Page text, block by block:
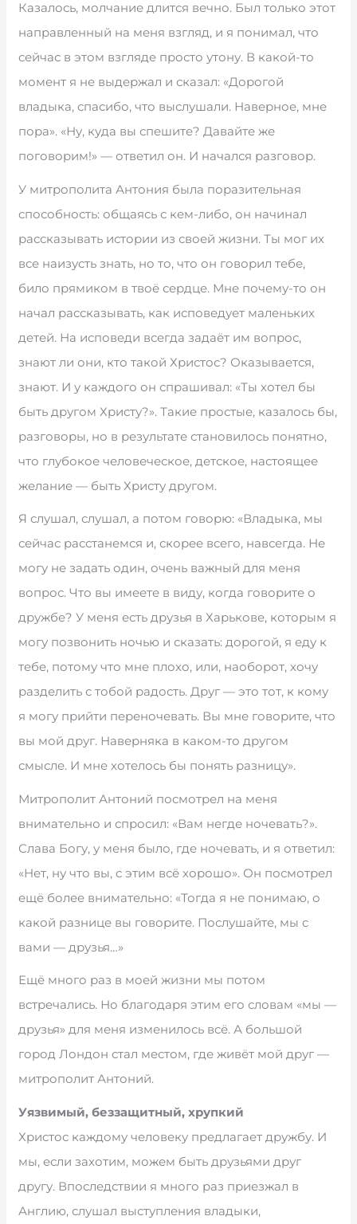
Казалось, молчание длится вечно. Был только этот
направленный на меня взгляд, и я понимал, что
сейчас в этом взгляде просто утону. В какой-то
момент я не выдержал и сказал: «Дорогой
владыка, спасибо, что выслушали. Наверное, мне
пора». «Ну, куда вы спешите? Давайте же
поговорим!» — ответил он. И начался разговор.
У митрополита Антония была поразительная
способность: общаясь с кем-либо, он начинал
рассказывать истории из своей жизни. Ты мог их
все наизусть знать, но то, что он говорил тебе,
било прямиком в твоё сердце. Мне почему-то он
начал рассказывать, как исповедует маленьких
детей. На исповеди всегда задаёт им вопрос,
знают ли они, кто такой Христос? Оказывается,
знают. И у каждого он спрашивал: «Ты хотел бы
быть другом Христу?». Такие простые, казалось бы,
разговоры, но в результате становилось понятно,
что глубокое человеческое, детское, настоящее
желание — быть Христу другом.
Я слушал, слушал, а потом говорю: «Владыка, мы
сейчас расстанемся и, скорее всего, навсегда. Не
могу не задать один, очень важный для меня
вопрос. Что вы имеете в виду, когда говорите о
дружбе? У меня есть друзья в Харькове, которым я
могу позвонить ночью и сказать: дорогой, я еду к
тебе, потому что мне плохо, или, наоборот, хочу
разделить с тобой радость. Друг — это тот, к кому
я могу прийти переночевать. Вы мне говорите, что
вы мой друг. Наверняка в каком-то другом
смысле. И мне хотелось бы понять разницу».
Митрополит Антоний посмотрел на меня
внимательно и спросил: «Вам негде ночевать?».
Слава Богу, у меня было, где ночевать, и я ответил:
«Нет, ну что вы, с этим всё хорошо». Он посмотрел
ещё более внимательно: «Тогда я не понимаю, о
какой разнице вы говорите. Послушайте, мы с
вами — друзья…»
Ещё много раз в моей жизни мы потом
встречались. Но благодаря этим его словам «мы —
друзья» для меня изменилось всё. А большой
город Лондон стал местом, где живёт мой друг —
митрополит Антоний.
Уязвимый, беззащитный, хрупкий
Христос каждому человеку предлагает дружбу. И
мы, если захотим, можем быть друзьями друг
другу. Впоследствии я много раз приезжал в
Англию, слушал выступления владыки,